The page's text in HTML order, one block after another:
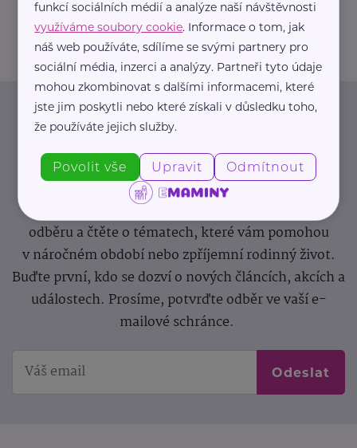
greendoors@greendoors.cz
Newsletter
Pravidelný přísun novinek, inspirace na každý den,
podpora pro rodiče i sdílení zkušeností. Takový je
Newsletter webu eMaminy.cz. Přihlaste se k jeho
odběru a čtěte o tématech, které vám pomohou
v náročném období nebo zpříjemní rodinný život.
Buďte první, kdo se dozví o nových článcích, akcích a
událostech. Prosíme, potvrďte odběr ve vaší e-
mailové schránce.
Odeslat
funkcí sociálních médií a analýze naší návštěvnosti
využíváme soubory cookie. Informace o tom, jak
náš web používáte, sdílíme se svými partnery pro
sociální média, inzerci a analýzy. Partneři tyto údaje
mohou zkombinovat s dalšími informacemi, které
jste jim poskytli nebo které získali v důsledku toho,
že používáte jejich služby.
Povolit vše Upravit Odmítnout